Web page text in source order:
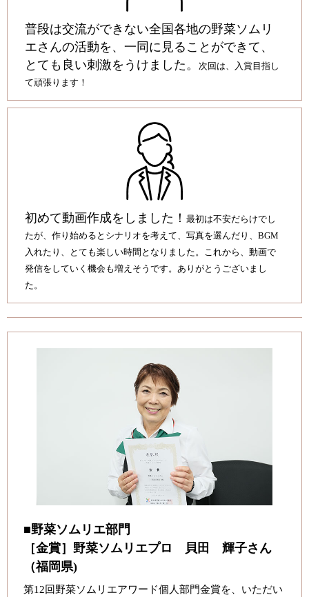
普段は交流ができない全国各地の野菜ソムリ
エさんの活動を、一同に見ることができて、
とても良い刺激をうけました。
次回は、入賞目指し
て頑張ります！
初めて動画作成をしました！ 最初は不安だらけでし
たが、作り始めるとシナリオを考えて、写真を選んだり、BGM
入れたり、とても楽しい時間となりました。これから、動画で
発信をしていく機会も増えそうです。ありがとうございまし
た。
■野菜ソムリエ部門
［金賞］野菜ソムリエプロ 貝田 輝子さん
（福岡県)
第12回野菜ソムリエアワード個人部門金賞を、いただい